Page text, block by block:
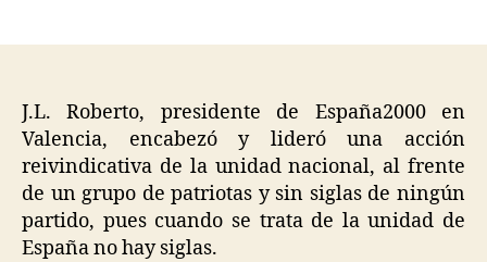
J.L. Roberto, presidente de España2000 en
Valencia, encabezó y lideró una acción
reivindicativa de la unidad nacional, al frente
de un grupo de patriotas y sin siglas de ningún
partido, pues cuando se trata de la unidad de
España no hay siglas.